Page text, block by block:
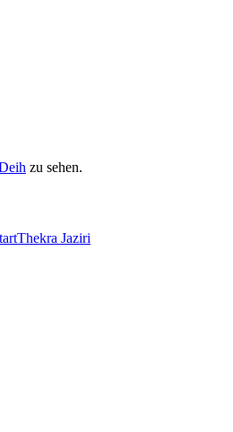
zu sehen.
Thekra Jaziri